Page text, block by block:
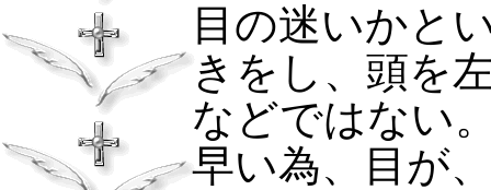
目の迷いかと
きをし、頭を
などではない
早い為、目が